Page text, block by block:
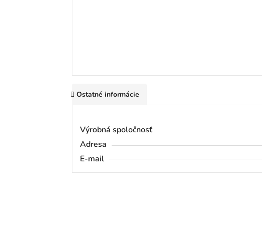
Ostatné informácie
Výrobná spoločnosť
Adresa
E-mail